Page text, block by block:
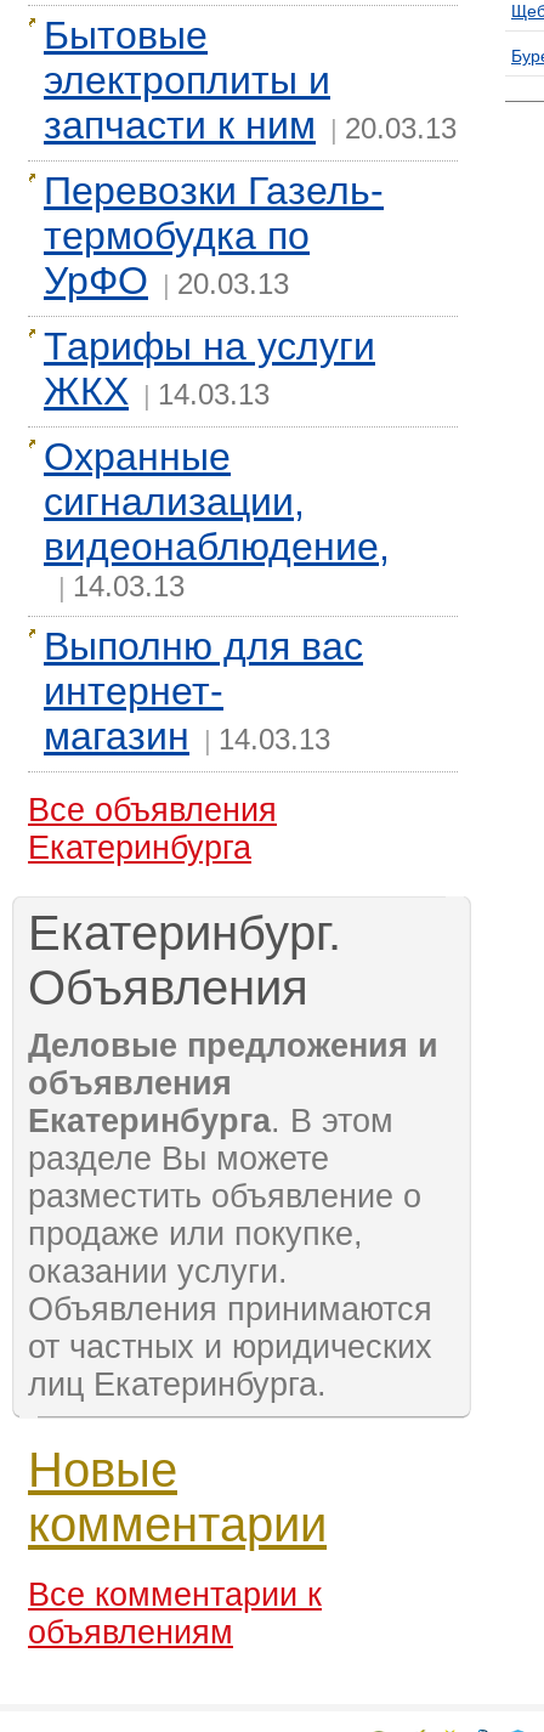
Бытовые
электроплиты и
запчасти к ним | 20.03.13
Перевозки Газель-
термобудка по
УрФО | 20.03.13
Тарифы на услуги
ЖКХ | 14.03.13
Охранные
сигнализации,
видеонаблюдение,
| 14.03.13
Выполню для вас
интернет-
магазин | 14.03.13
Все объявления
Екатеринбурга
Екатеринбург.
Объявления
Деловые предложения и
объявления
Екатеринбурга. В этом
разделе Вы можете
разместить объявление о
продаже или покупке,
оказании услуги.
Объявления принимаются
от частных и юридических
лиц Екатеринбурга.
Новые
комментарии
Все комментарии к
объявлениям